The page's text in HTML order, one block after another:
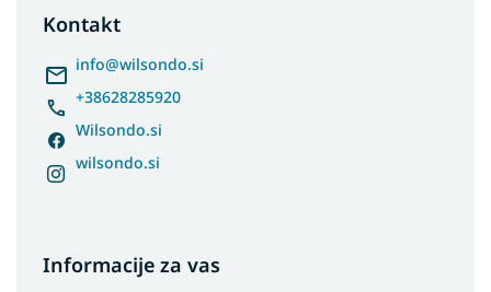
Kontakt
info@wilsondo.si
+38628285920
Wilsondo.si
wilsondo.si
Informacije za vas